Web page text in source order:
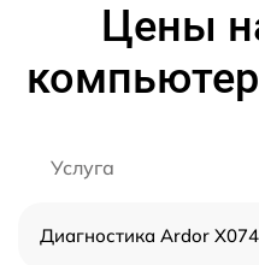
Цены
Услуга
Диагностика Ardor X074